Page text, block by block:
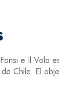
e Il Volo
Chile. El